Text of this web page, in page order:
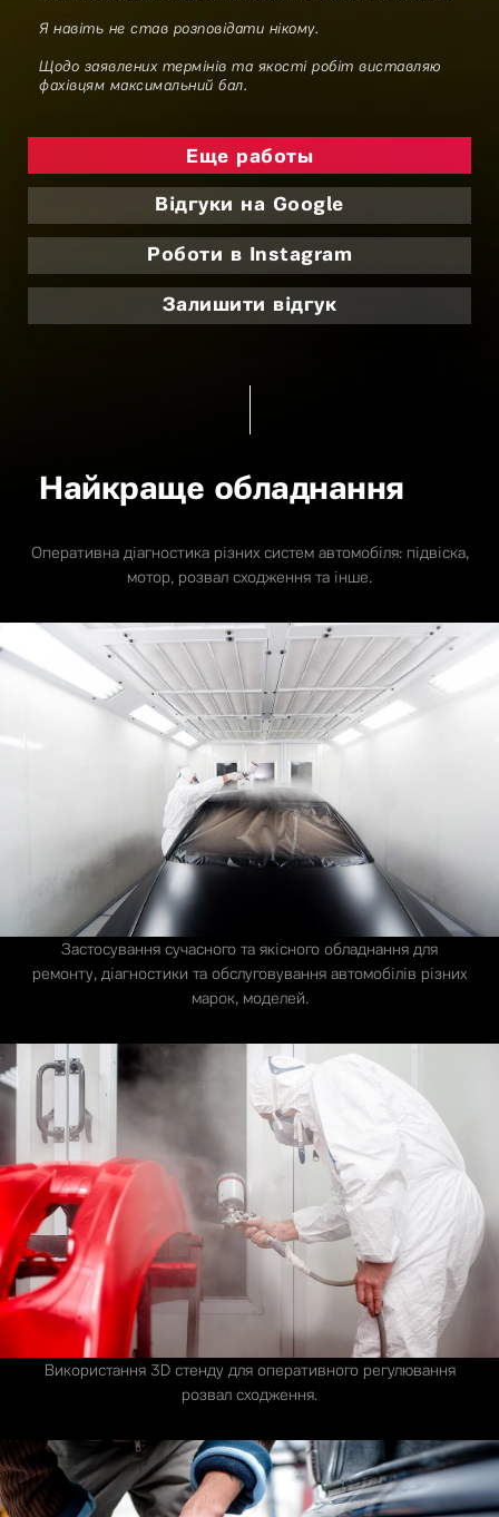
Я навіть не став розповідати нікому.
Щодо заявлених термінів та якості робіт виставляю
фахівцям максимальний бал.
Еще работы
Відгуки на Google
Роботи в Instagram
Залишити відгук
Найкраще обладнання
Оперативна діагностика різних систем автомобіля: підвіска,
мотор, розвал сходження та інше.
Застосування сучасного та якісного обладнання для
ремонту, діагностики та обслуговування автомобілів різних
марок, моделей.
Використання 3D стенду для оперативного регулювання
розвал сходження.